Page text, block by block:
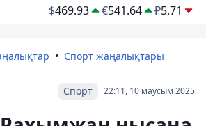
$469.93 €541.64 ₽5.71
Спорт жаңалықтары
22:11, 10 маусым 2025
Спорт